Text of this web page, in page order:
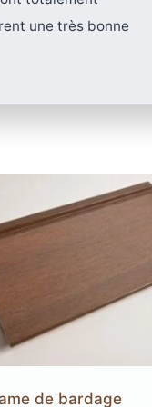
:
une très bonne
de bardage